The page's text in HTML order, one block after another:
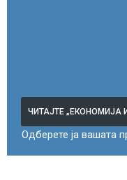
ЧИТАЈТЕ „ЕКОНОМИЈА
Одберете ја вашата